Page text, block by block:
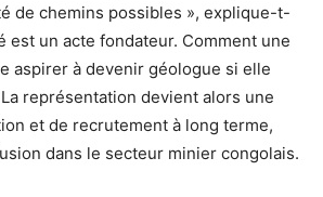
de chemins possibles », explique-t-
est un acte fondateur. Comment une
aspirer à devenir géologue si elle
La représentation devient alors une
et de recrutement à long terme,
dans le secteur minier congolais.